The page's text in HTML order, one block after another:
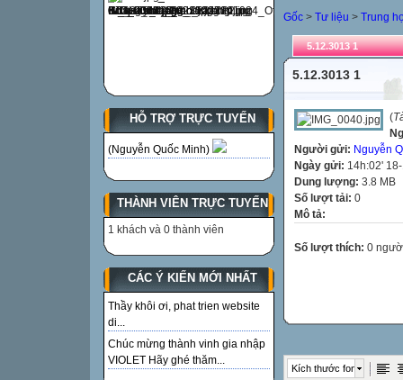
HỖ TRỢ TRỰC TUYẾN
(Nguyễn Quốc Minh)
THÀNH VIÊN TRỰC TUYẾN
1 khách và 0 thành viên
CÁC Ý KIẾN MỚI NHẤT
Thầy khôi ơi, phat trien website
di...
Chúc mừng thành vinh gia nhập
VIOLET Hãy ghé thăm...
Gốc > Tư liệu > Trung
5.12.3013 1
5.12.3013 1
(
Người gửi: Nguyễn
Ngày gửi: 14h:02'
Dung lượng: 3.8 MB
Số lượt tải: 0
Mô tả:
Số lượt thích: 0
Kích thước font